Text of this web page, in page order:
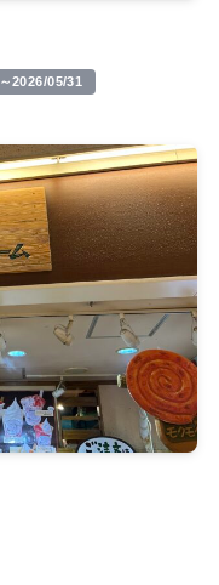
～2026/05/31